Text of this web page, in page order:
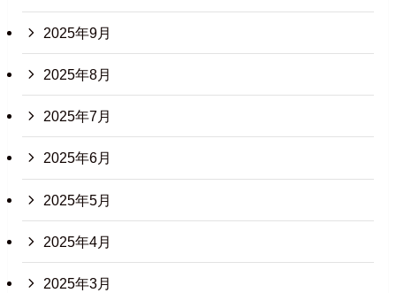
2025年9月
2025年8月
2025年7月
2025年6月
2025年5月
2025年4月
2025年3月